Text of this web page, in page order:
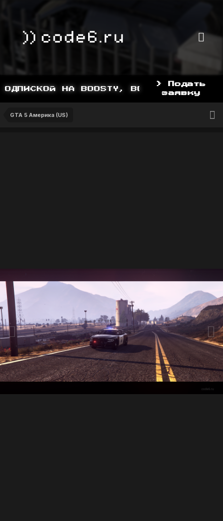
НА BOOSTY, BOOSTY.TO/YDDY
> Подать
заявку
GTA 5 Америка (US)